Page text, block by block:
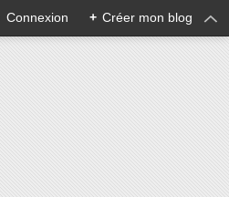
Connexion + Créer mon blog